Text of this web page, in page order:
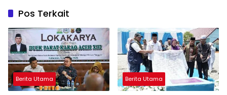
Pos Terkait
Berita Utama Berita Utama